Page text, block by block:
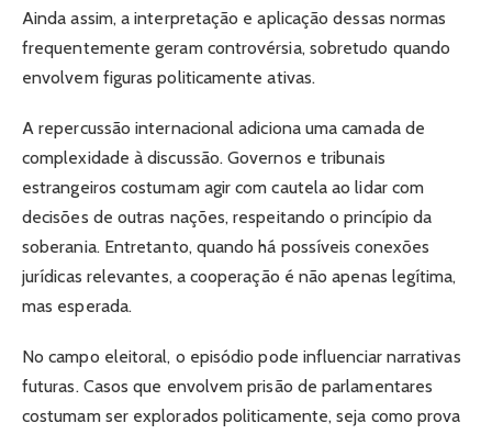
Ainda assim, a interpretação e aplicação dessas normas
frequentemente geram controvérsia, sobretudo quando
envolvem figuras politicamente ativas.
A repercussão internacional adiciona uma camada de
complexidade à discussão. Governos e tribunais
estrangeiros costumam agir com cautela ao lidar com
decisões de outras nações, respeitando o princípio da
soberania. Entretanto, quando há possíveis conexões
jurídicas relevantes, a cooperação é não apenas legítima,
mas esperada.
No campo eleitoral, o episódio pode influenciar narrativas
futuras. Casos que envolvem prisão de parlamentares
costumam ser explorados politicamente, seja como prova